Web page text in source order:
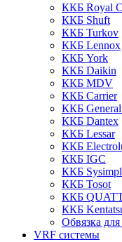
ККБ Royal
ККБ Shuft
ККБ Turkov
ККБ Lennox
ККБ York
ККБ Daikin
ККБ MDV
ККБ Carrier
ККБ
ККБ Dantex
ККБ Lessar
ККБ
ККБ IGC
ККБ
ККБ Tosot
ККБ
ККБ
Обвязка
VRF системы